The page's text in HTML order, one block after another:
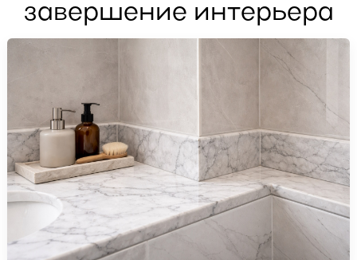
завершение интерьера